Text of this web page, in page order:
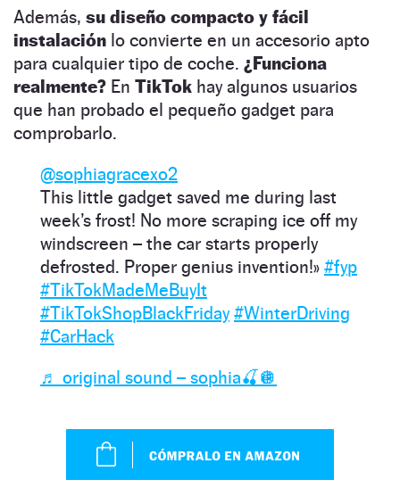
Además, su diseño compacto y fácil
instalación lo convierte en un accesorio apto
para cualquier tipo de coche. ¿Funciona
realmente? En TikTok hay algunos usuarios
que han probado el pequeño gadget para
comprobarlo.
@sophiagracexo2
This little gadget saved me during last
week’s frost! No more scraping ice off my
windscreen – the car starts properly
defrosted. Proper genius invention!» #fyp
#TikTokMadeMeBuyIt
#TikTokShopBlackFriday #WinterDriving
#CarHack
♬ original sound – sophia🍒🪩